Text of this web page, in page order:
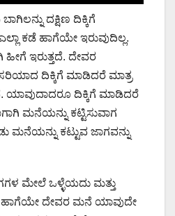
ದಕ್ಷಿಣ ದಿಕ್ಕಿಗೆ
ಕಡೆ ಹಾಗೆಯೇ ಇರುವುದಿಲ್ಲ.
ಇರುತ್ತದೆ. ದೇವರ
ದಿಕ್ಕಿಗೆ ಮಾಡಿದರೆ ಮಾತ್ರ
ಯಾವುದಾದರೂ ದಿಕ್ಕಿಗೆ ಮಾಡಿದರೆ
ಮನೆಯನ್ನು ಕಟ್ಟಿಸುವಾಗ
ಮನೆಯನ್ನು ಕಟ್ಟುವ ಜಾಗವನ್ನು
ಮೇಲೆ ಒಳ್ಳೆಯದು ಮತ್ತು
ಹಾಗೆಯೇ ದೇವರ ಮನೆ ಯಾವುದೇ